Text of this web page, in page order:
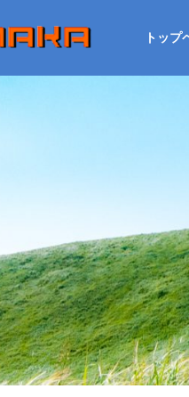
トップ